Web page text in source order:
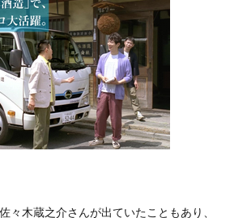
々木蔵之介さんが出ていたこともあり、